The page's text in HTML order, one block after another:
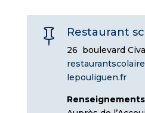
 Restaurant
26 boulevard
lepouliguen.fr